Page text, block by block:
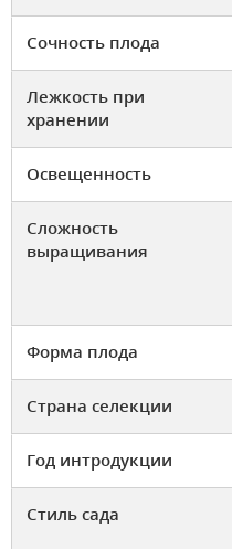
Сочность плода
Лежкость при
хранении
Освещенность
Сложность
выращивания
Форма плода
Страна селекции
Год интродукции
Стиль сада